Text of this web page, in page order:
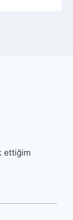
ettiğim